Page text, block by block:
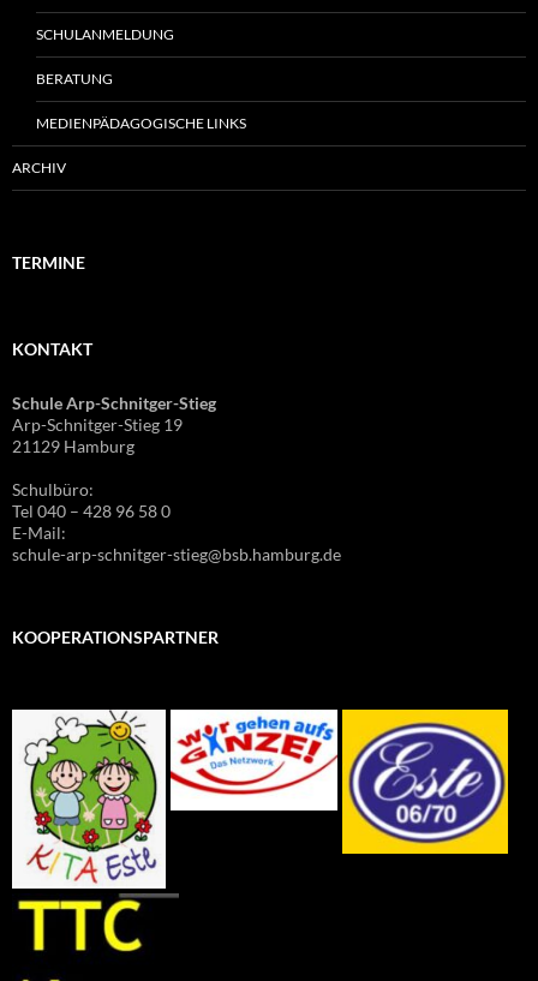
SCHULANMELDUNG
BERATUNG
MEDIENPÄDAGOGISCHE LINKS
ARCHIV
TERMINE
KONTAKT
Schule Arp-Schnitger-Stieg
Arp-Schnitger-Stieg 19
21129 Hamburg
Schulbüro:
Tel 040 – 428 96 58 0
E-Mail:
schule-arp-schnitger-stieg@bsb.hamburg.de
KOOPERATIONSPARTNER